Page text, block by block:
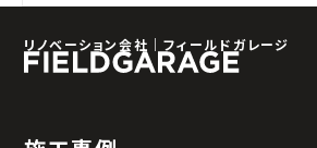
リノベーション会社｜フィールドガレージ